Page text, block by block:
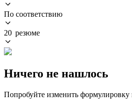
По соответствию
20 резюме
Ничего не нашлось
Попробуйте изменить